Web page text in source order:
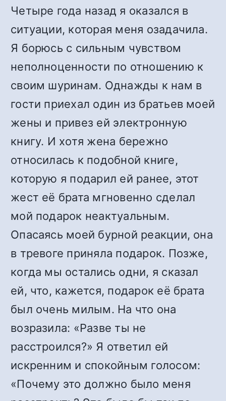
Четыре года назад я оказался в
ситуации, которая меня озадачила.
Я борюсь с сильным чувством
неполноценности по отношению к
своим шуринам. Однажды к нам в
гости приехал один из братьев моей
жены и привез ей электронную
книгу. И хотя жена бережно
относилась к подобной книге,
которую я подарил ей ранее, этот
жест её брата мгновенно сделал
мой подарок неактуальным.
Опасаясь моей бурной реакции, она
в тревоге приняла подарок. Позже,
когда мы остались одни, я сказал
ей, что, кажется, подарок её брата
был очень милым. На что она
возразила: «Разве ты не
расстроился?» Я ответил ей
искренним и спокойным голосом:
«Почему это должно было меня